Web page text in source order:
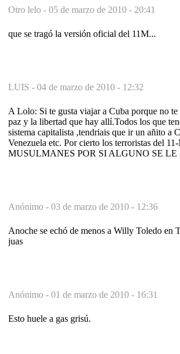
Otro lelo - 05 de marzo de 2010 - 20:41
que se tragó la versión oficial del 11M...
LUIS - 04 de marzo de 2010 - 12:32
A Lolo: Si te gusta viajar a Cuba porque no
paz y la libertad que hay allí.Todos los que
sistema capitalista ,tendriais que ir un añito a
Venezuela etc. Por cierto los terroristas del
MUSULMANES POR SI ALGUNO SE
Anónimo - 03 de marzo de 2010 - 12:36
Anoche se echó de menos a Willy Toledo en
juas
Anónimo - 01 de marzo de 2010 - 16:31
Esto huele a gas grisú.